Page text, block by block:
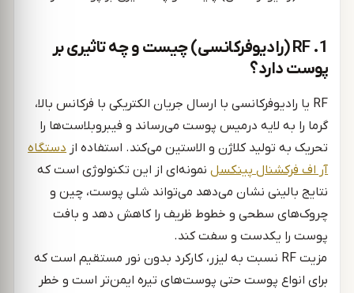
1. RF (رادیوفرکانسی) چیست و چه تاثیری بر
پوست دارد؟
RF یا رادیوفرکانسی با ارسال جریان الکتریکی با فرکانس بالا،
گرما را به لایه درمیس پوست می‌رساند و فیبروبلاست‌ها را
تحریک به تولید کلاژن و الاستین می‌کند. استفاده از دستگاه
آر اف فرکشنال پینکسلنمونه‌ای از این تکنولوژی است که
نتایج بالینی نشان می‌دهد می‌تواند شلی پوست، چین و
چروک‌های سطحی و خطوط ظریف را کاهش دهد و بافت
پوست را یکدست و سفت کند.
مزیت RF نسبت به لیزر، کارکرد بدون نور مستقیم است که
برای انواع پوست حتی پوست‌های تیره ایمن‌تر است و خطر